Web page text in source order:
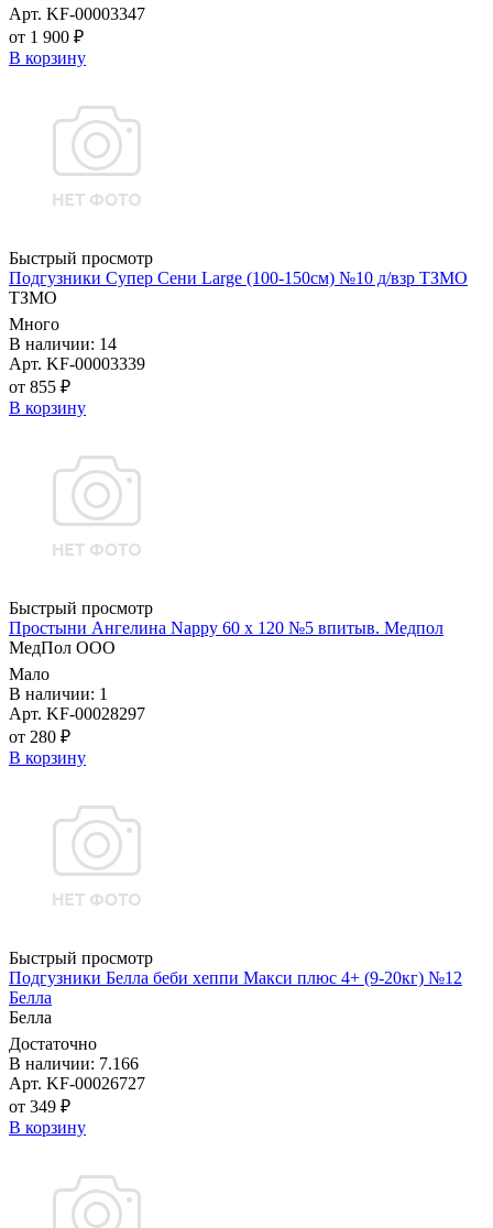
Арт. KF-00003347
от 1 900 ₽
В корзину
Быстрый просмотр
Подгузники Супер Сени Large (100-150см) №10 д/взр ТЗМО
ТЗМО
Много
В наличии: 14
Арт. KF-00003339
от 855 ₽
В корзину
Быстрый просмотр
Простыни Ангелина Nappy 60 х 120 №5 впитыв. Медпол
МедПол ООО
Мало
В наличии: 1
Арт. KF-00028297
от 280 ₽
В корзину
Быстрый просмотр
Подгузники Белла беби хеппи Макси плюс 4+ (9-20кг) №12
Белла
Белла
Достаточно
В наличии: 7.166
Арт. KF-00026727
от 349 ₽
В корзину